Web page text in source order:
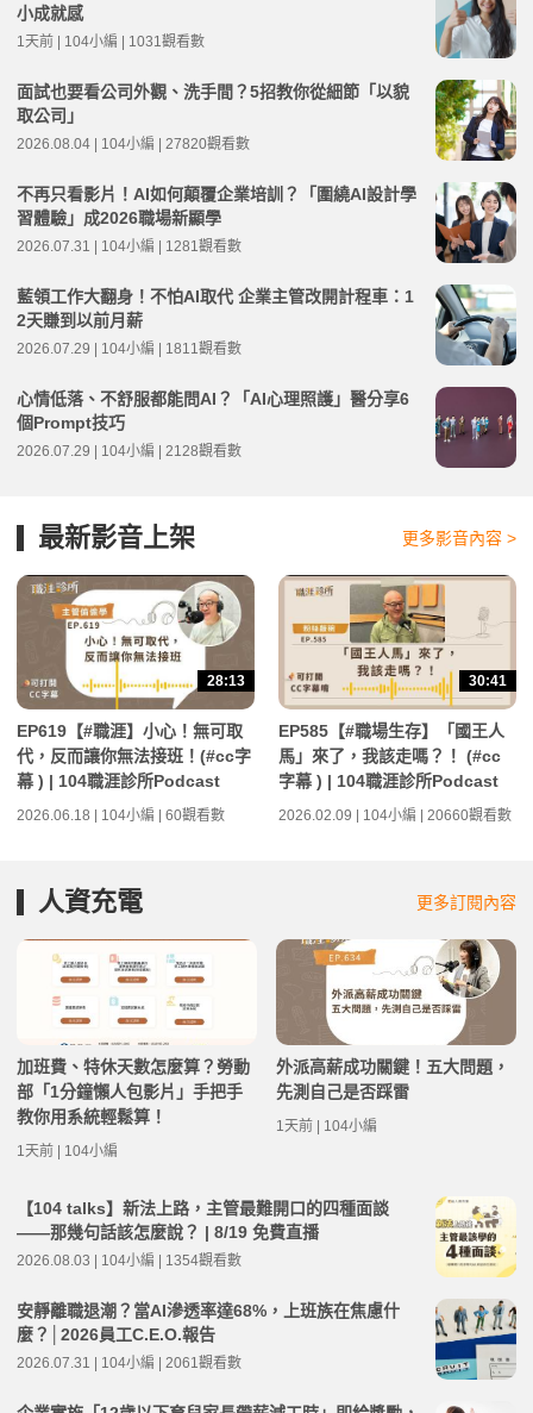
小成就感
1天前 | 104小編 | 1031觀看數
面試也要看公司外觀、洗手間？5招教你從細節「以貌
取公司」
2026.08.04 | 104小編 | 27820觀看數
不再只看影片！AI如何顛覆企業培訓？「圍繞AI設計學
習體驗」成2026職場新顯學
2026.07.31 | 104小編 | 1281觀看數
藍領工作大翻身！不怕AI取代 企業主管改開計程車：1
2天賺到以前月薪
2026.07.29 | 104小編 | 1811觀看數
心情低落、不舒服都能問AI？「AI心理照護」醫分享6
個Prompt技巧
2026.07.29 | 104小編 | 2128觀看數
最新影音上架 更多影音內容 >
28:13
EP619【#職涯】小心！無可取
代，反而讓你無法接班！(#cc字
幕 ) | 104職涯診所Podcast
2026.06.18 | 104小編 | 60觀看數
30:41
EP585【#職場生存】「國王人
馬」來了，我該走嗎？！ (#cc
字幕 ) | 104職涯診所Podcast
2026.02.09 | 104小編 | 20660觀看數
人資充電 更多訂閱內容
加班費、特休天數怎麼算？勞動
部「1分鐘懶人包影片」手把手
教你用系統輕鬆算！
1天前 | 104小編
外派高薪成功關鍵！五大問題，
先測自己是否踩雷
1天前 | 104小編
【104 talks】新法上路，主管最難開口的四種面談
——那幾句話該怎麼說？ | 8/19 免費直播
2026.08.03 | 104小編 | 1354觀看數
安靜離職退潮？當AI滲透率達68%，上班族在焦慮什
麼？│2026員工C.E.O.報告
2026.07.31 | 104小編 | 2061觀看數